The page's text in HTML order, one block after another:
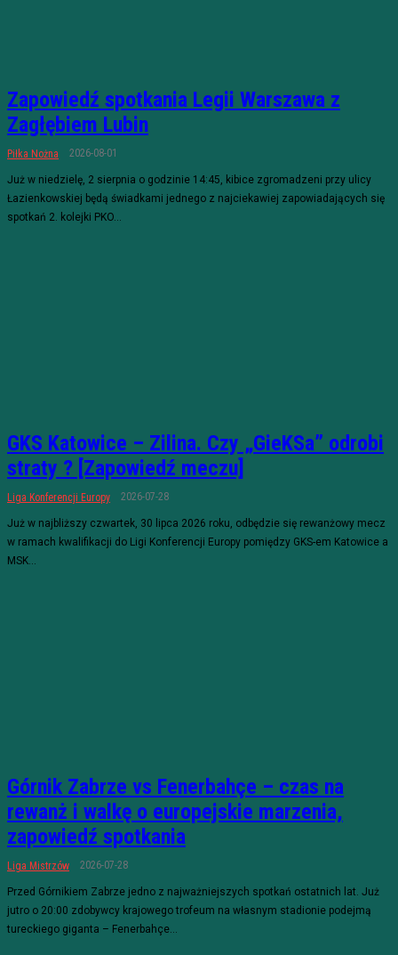
Zapowiedź spotkania Legii Warszawa z
Zagłębiem Lubin
Piłka Nożna 2026-08-01
Już w niedzielę, 2 sierpnia o godzinie 14:45, kibice zgromadzeni przy ulicy
Łazienkowskiej będą świadkami jednego z najciekawiej zapowiadających się
spotkań 2. kolejki PKO...
GKS Katowice – Zilina. Czy „GieKSa” odrobi
straty ? [Zapowiedź meczu]
Liga Konferencji Europy 2026-07-28
Już w najbliższy czwartek, 30 lipca 2026 roku, odbędzie się rewanżowy mecz
w ramach kwalifikacji do Ligi Konferencji Europy pomiędzy GKS-em Katowice a
MSK...
Górnik Zabrze vs Fenerbahçe – czas na
rewanż i walkę o europejskie marzenia,
zapowiedź spotkania
Liga Mistrzów 2026-07-28
Przed Górnikiem Zabrze jedno z najważniejszych spotkań ostatnich lat. Już
jutro o 20:00 zdobywcy krajowego trofeum na własnym stadionie podejmą
tureckiego giganta – Fenerbahçe...